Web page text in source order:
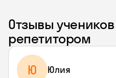
Отзывы учеников
репетитором
Ю Юлия